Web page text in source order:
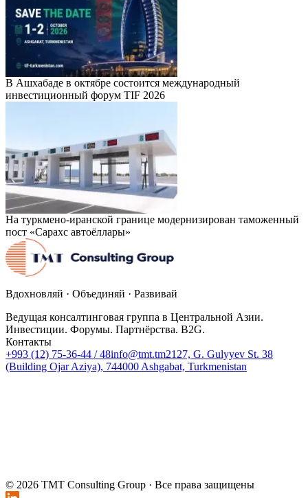
В Ашхабаде в октябре состоится международный
инвестиционный форум TIF 2026
На туркмено-иранской границе модернизирован таможенный
пост «Сарахс автоёллары»
Вдохновляй · Объединяй · Развивай
Ведущая консалтинговая группа в Центральной Азии.
Инвестиции. Форумы. Партнёрства. B2G.
Контакты
+993 (12) 75-36-44 / 48info@tmt.tm2127, G. Gulyyev St. 38
(Building Ojar Aziya), 744000 Ashgabat, Turkmenistan
© 2026 TMT Consulting Group · Все права защищены